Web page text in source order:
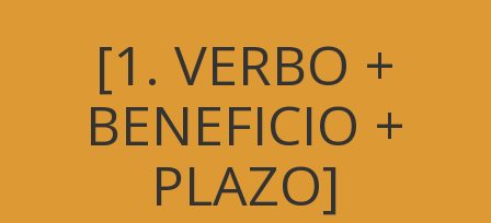
[1. VERBO +
BENEFICIO +
PLAZO]